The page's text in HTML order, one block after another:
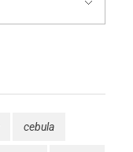
cebula